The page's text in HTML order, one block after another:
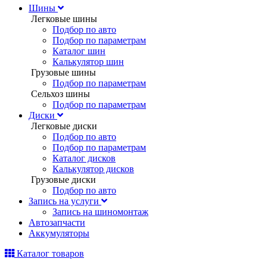
Шины
Легковые шины
Подбор по авто
Подбор по параметрам
Каталог шин
Калькулятор шин
Грузовые шины
Подбор по параметрам
Сельхоз шины
Подбор по параметрам
Диски
Легковые диски
Подбор по авто
Подбор по параметрам
Каталог дисков
Калькулятор дисков
Грузовые диски
Подбор по авто
Запись на услуги
Запись на шиномонтаж
Автозапчасти
Аккумуляторы
Каталог товаров